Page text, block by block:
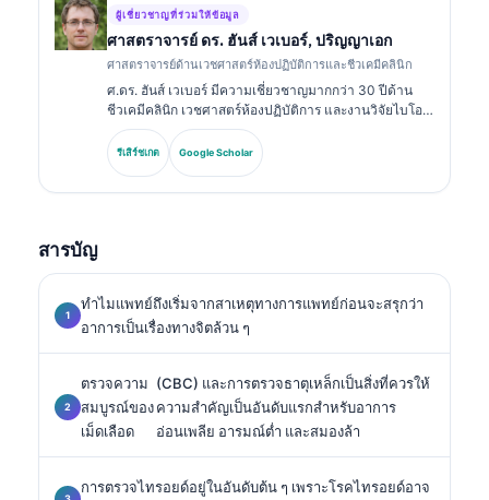
ผู้เชี่ยวชาญที่ร่วมให้ข้อมูล
ศาสตราจารย์ ดร. ฮันส์ เวเบอร์, ปริญญาเอก
ศาสตราจารย์ด้านเวชศาสตร์ห้องปฏิบัติการและชีวเคมีคลินิก
ศ.ดร. ฮันส์ เวเบอร์ มีความเชี่ยวชาญมากกว่า 30 ปีด้าน
ชีวเคมีคลินิก เวชศาสตร์ห้องปฏิบัติการ และงานวิจัยไบโอ
มาร์กเกอร์ อดีตประธานของสมาคมเคมีคลินิกแห่งเยอรมนี
เขาเชี่ยวชาญด้านการวิเคราะห์ชุดตรวจเพื่อการวินิจฉัย
การมาตรฐานของไบโอมาร์กเกอร์ และเวชศาสตร์ห้อง
รีเสิร์ชเกต Google Scholar
สารบัญ
ทำไมแพทย์ถึงเริ่มจากสาเหตุทางการแพทย์ก่อนจะสรุกว่า
อาการเป็นเรื่องทางจิตล้วน ๆ
ตรวจความ
สมบูรณ์ของ
เม็ดเลือด
(CBC) และการตรวจธาตุเหล็กเป็นสิ่งที่ควรให้
ความสำคัญเป็นอันดับแรกสำหรับอาการ
อ่อนเพลีย อารมณ์ต่ำ และสมองล้า
การตรวจไทรอยด์อยู่ในอันดับต้น ๆ เพราะโรคไทรอยด์อาจ